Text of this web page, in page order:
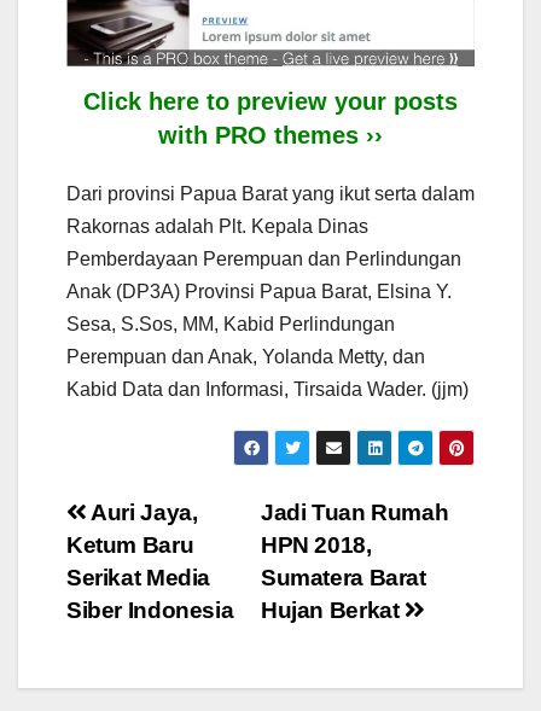
Click here to preview your posts
with PRO themes ››
Dari provinsi Papua Barat yang ikut serta dalam
Rakornas adalah Plt. Kepala Dinas
Pemberdayaan Perempuan dan Perlindungan
Anak (DP3A) Provinsi Papua Barat, Elsina Y.
Sesa, S.Sos, MM, Kabid Perlindungan
Perempuan dan Anak, Yolanda Metty, dan
Kabid Data dan Informasi, Tirsaida Wader. (jjm)
Post
navigation
Jadi Tuan Rumah
HPN 2018,
Sumatera Barat
Hujan Berkat
Auri Jaya,
Ketum Baru
Serikat Media
Siber Indonesia